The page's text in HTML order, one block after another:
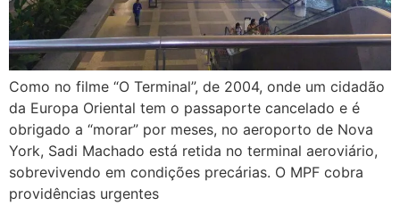
Como no filme “O Terminal”, de 2004, onde um cidadão
da Europa Oriental tem o passaporte cancelado e é
obrigado a “morar” por meses, no aeroporto de Nova
York, Sadi Machado está retida no terminal aeroviário,
sobrevivendo em condições precárias. O MPF cobra
providências urgentes